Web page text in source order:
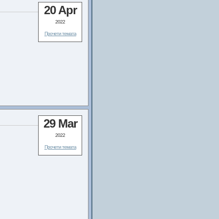
20 Apr
2022
Прочети темата
29 Mar
2022
Прочети темата